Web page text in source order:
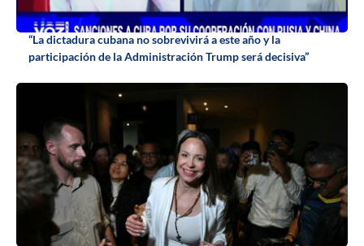
“La dictadura cubana no sobrevivirá a este año y la
participación de la Administración Trump será decisiva”